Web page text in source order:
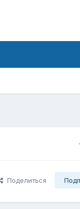
Поделиться